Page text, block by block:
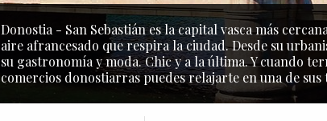
Donostia - San Sebastián es la capital vasca más
aire afrancesado que respira la ciudad. Desde su
su gastronomía y moda. Chic y a la última. Y cuando
comercios donostiarras puedes relajarte en una de sus